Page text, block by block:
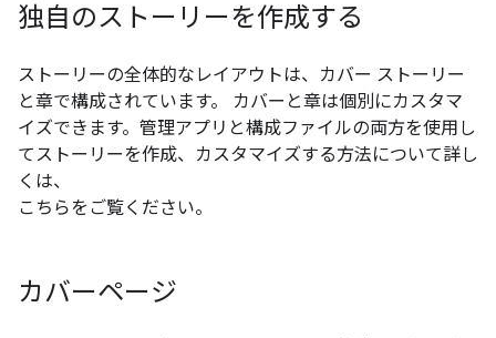
独自のストーリーを作成する
ストーリーの全体的なレイアウトは、カバー ストーリー
と章で構成されています。 カバーと章は個別にカスタマ
イズできます。管理アプリと構成ファイルの両方を使用し
てストーリーを作成、カスタマイズする方法について詳し
くは、
こちらをご覧ください。
カバーページ